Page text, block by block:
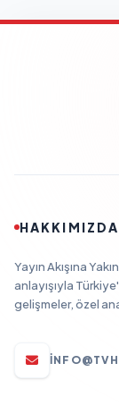
HAKKIMIZDA
Yayın Akışına
anlayışıyla
gelişmeler, özel